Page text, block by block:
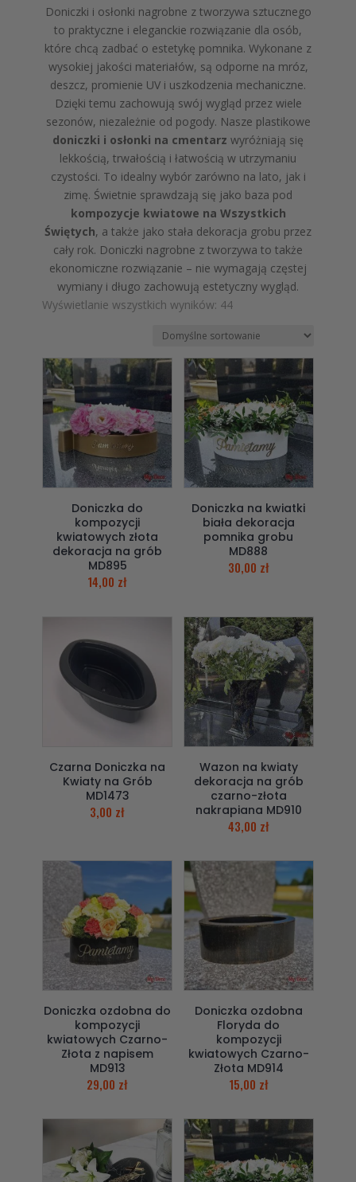
Doniczki i osłonki nagrobne z tworzywa sztucznego
to praktyczne i eleganckie rozwiązanie dla osób,
które chcą zadbać o estetykę pomnika. Wykonane z
wysokiej jakości materiałów, są odporne na mróz,
deszcz, promienie UV i uszkodzenia mechaniczne.
Dzięki temu zachowują swój wygląd przez wiele
sezonów, niezależnie od pogody. Nasze plastikowe
doniczki i osłonki na cmentarz wyróżniają się
lekkością, trwałością i łatwością w utrzymaniu
czystości. To idealny wybór zarówno na lato, jak i
zimę. Świetnie sprawdzają się jako baza pod
kompozycje kwiatowe na Wszystkich
Świętych, a także jako stała dekoracja grobu przez
cały rok. Doniczki nagrobne z tworzywa to także
ekonomiczne rozwiązanie – nie wymagają częstej
wymiany i długo zachowują estetyczny wygląd.
Wyświetlanie wszystkich wyników: 44
Doniczka do
kompozycji
kwiatowych złota
dekoracja na grób
MD895
14,00 zł
Doniczka na kwiatki
biała dekoracja
pomnika grobu
MD888
30,00 zł
Czarna Doniczka na
Kwiaty na Grób
MD1473
3,00 zł
Wazon na kwiaty
dekoracja na grób
czarno-złota
nakrapiana MD910
43,00 zł
Doniczka ozdobna do
kompozycji
kwiatowych Czarno-
Złota z napisem
MD913
29,00 zł
Doniczka ozdobna
Floryda do
kompozycji
kwiatowych Czarno-
Złota MD914
15,00 zł